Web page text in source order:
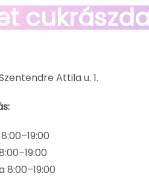
Attila u. 1.
8:00–19:00